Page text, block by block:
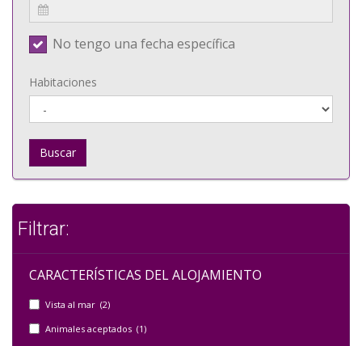
No tengo una fecha específica
Habitaciones
Buscar
Filtrar:
CARACTERÍSTICAS DEL ALOJAMIENTO
Vista al mar (2)
Animales aceptados (1)